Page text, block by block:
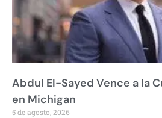
Abdul El-Sayed Vence a la
en Michigan
5 de agosto, 2026